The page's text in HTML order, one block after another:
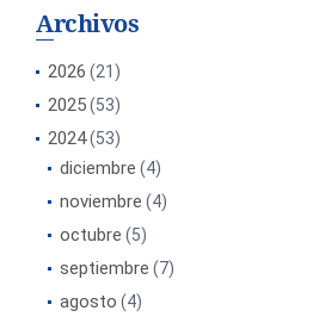
Archivos
2026 (21)
2025(53)
2024(53)
diciembre (4)
noviembre (4)
octubre (5)
septiembre (7)
agosto (4)